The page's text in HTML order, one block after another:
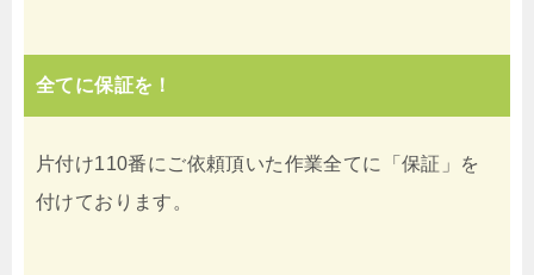
全てに保証を！
片付け110番にご依頼頂いた作業全てに「保証」を
付けております。